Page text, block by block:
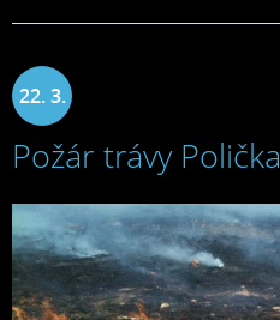
22. 3.
2022
Požár trávy Polička